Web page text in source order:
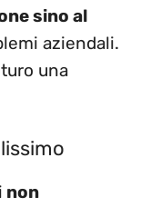
sino al
aziendali.
una
non